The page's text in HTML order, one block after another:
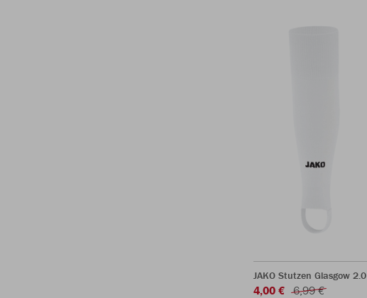
JAKO Stutzen Glasgow 2.0
4,00 € 6,99 €